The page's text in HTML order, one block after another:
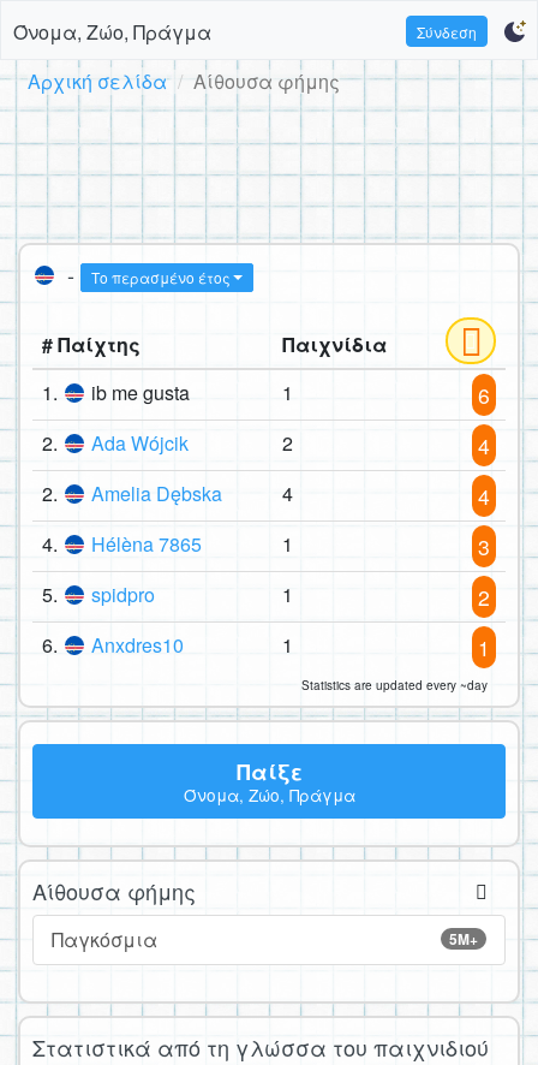
Όνομα, Ζώο, Πράγμα Σύνδεση
Αρχική σελίδα Αίθουσα φήμης
- Το περασμένο έτος
# Παίχτης
Παιχνίδια
1.
ib me gusta 1 6
2. Ada Wójcik 2 4
2. Amelia Dębska 4 4
4. Hélèna 7865 1 3
5. spidpro 1 2
6. Anxdres10 1 1
Statistics are updated every ~day
Παίξε
Όνομα, Ζώο, Πράγμα
Αίθουσα φήμης
5M+
Παγκόσμια
Στατιστικά από τη γλώσσα του παιχνιδιού